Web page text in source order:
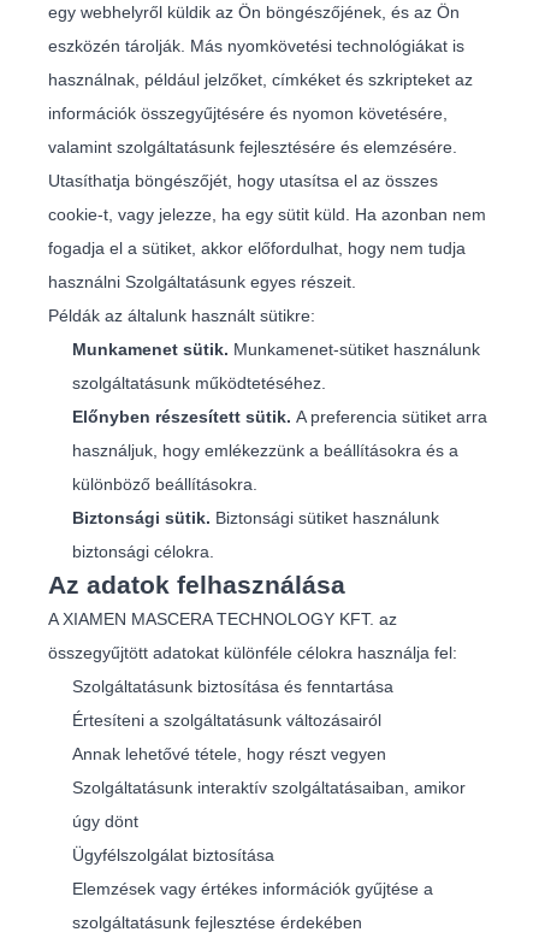
egy webhelyről küldik az Ön böngészőjének, és az Ön
eszközén tárolják. Más nyomkövetési technológiákat is
használnak, például jelzőket, címkéket és szkripteket az
információk összegyűjtésére és nyomon követésére,
valamint szolgáltatásunk fejlesztésére és elemzésére.
Utasíthatja böngészőjét, hogy utasítsa el az összes
cookie-t, vagy jelezze, ha egy sütit küld. Ha azonban nem
fogadja el a sütiket, akkor előfordulhat, hogy nem tudja
használni Szolgáltatásunk egyes részeit.
Példák az általunk használt sütikre:
Munkamenet sütik. Munkamenet-sütiket használunk
szolgáltatásunk működtetéséhez.
Előnyben részesített sütik. A preferencia sütiket arra
használjuk, hogy emlékezzünk a beállításokra és a
különböző beállításokra.
Biztonsági sütik. Biztonsági sütiket használunk
biztonsági célokra.
Az adatok felhasználása
A XIAMEN MASCERA TECHNOLOGY KFT. az
összegyűjtött adatokat különféle célokra használja fel:
Szolgáltatásunk biztosítása és fenntartása
Értesíteni a szolgáltatásunk változásairól
Annak lehetővé tétele, hogy részt vegyen
Szolgáltatásunk interaktív szolgáltatásaiban, amikor
úgy dönt
Ügyfélszolgálat biztosítása
Elemzések vagy értékes információk gyűjtése a
szolgáltatásunk fejlesztése érdekében